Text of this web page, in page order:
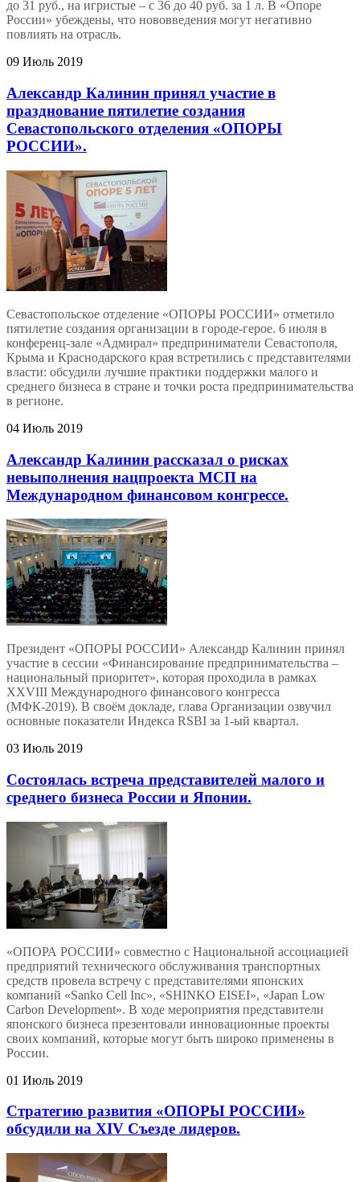
до 31 руб., на игристые – с 36 до 40 руб. за 1 л. В «Опоре
России» убеждены, что нововведения могут негативно
повлиять на отрасль.
09 Июль 2019
Александр Калинин принял участие в
празднование пятилетие создания
Севастопольского отделения «ОПОРЫ
РОССИИ».
Севастопольское отделение «ОПОРЫ РОССИИ» отметило
пятилетие создания организации в городе-герое. 6 июля в
конференц-зале «Адмирал» предприниматели Севастополя,
Крыма и Краснодарского края встретились с представителями
власти: обсудили лучшие практики поддержки малого и
среднего бизнеса в стране и точки роста предпринимательства
в регионе.
04 Июль 2019
Александр Калинин рассказал о рисках
невыполнения нацпроекта МСП на
Международном финансовом конгрессе.
Президент «ОПОРЫ РОССИИ» Александр Калинин принял
участие в сессии «Финансирование предпринимательства –
национальный приоритет», которая проходила в рамках
XXVIII Международного финансового конгресса
(МФК-2019). В своём докладе, глава Организации озвучил
основные показатели Индекса RSBI за 1-ый квартал.
03 Июль 2019
Состоялась встреча представителей малого и
среднего бизнеса России и Японии.
«ОПОРА РОССИИ» совместно с Национальной ассоциацией
предприятий технического обслуживания транспортных
средств провела встречу с представителями японских
компаний «Sanko Cell Inc», «SHINKO EISEI», «Japan Low
Carbon Development». В ходе мероприятия представители
японского бизнеса презентовали инновационные проекты
своих компаний, которые могут быть широко применены в
России.
01 Июль 2019
Стратегию развития «ОПОРЫ РОССИИ»
обсудили на XIV Съезде лидеров.